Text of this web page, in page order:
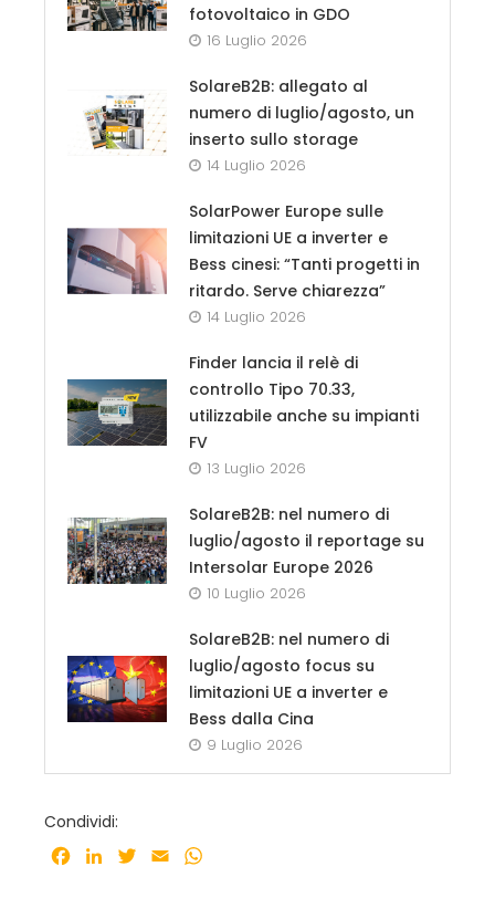
fotovoltaico in GDO
16 Luglio 2026
SolareB2B: allegato al
numero di luglio/agosto, un
inserto sullo storage
14 Luglio 2026
SolarPower Europe sulle
limitazioni UE a inverter e
Bess cinesi: “Tanti progetti in
ritardo. Serve chiarezza”
14 Luglio 2026
Finder lancia il relè di
controllo Tipo 70.33,
utilizzabile anche su impianti
FV
13 Luglio 2026
SolareB2B: nel numero di
luglio/agosto il reportage su
Intersolar Europe 2026
10 Luglio 2026
SolareB2B: nel numero di
luglio/agosto focus su
limitazioni UE a inverter e
Bess dalla Cina
9 Luglio 2026
Condividi:
Facebook
LinkedInTwitter
Email